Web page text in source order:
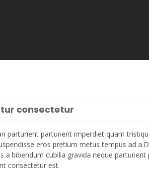
consectetur
parturient parturient imperdiet quam
eros pretium metus tempus ad
a bibendum cubilia gravida neque parturient
consectetur est.